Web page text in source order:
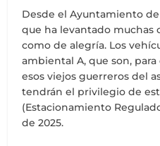
Desde el Ayuntamiento
que ha levantado muchas
como de alegría. Los
ambiental A, que son,
esos viejos guerreros del
tendrán el privilegio de
(Estacionamiento
de 2025.